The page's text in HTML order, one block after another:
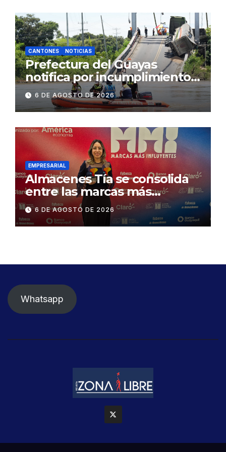
CANTONES NOTICIAS
Prefectura del Guayas
notifica por incumplimiento
contractual a la
Concesionaria CONORTE y
exige celeridad en
desmontaje del puente
Gonzalo Icaza Cornejo, en
Daule
6 DE AGOSTO DE 2026
EMPRESARIAL
Almacenes Tía se consolida
entre las marcas más
influyentes del Ecuador
6 DE AGOSTO DE 2026
Whatsapp